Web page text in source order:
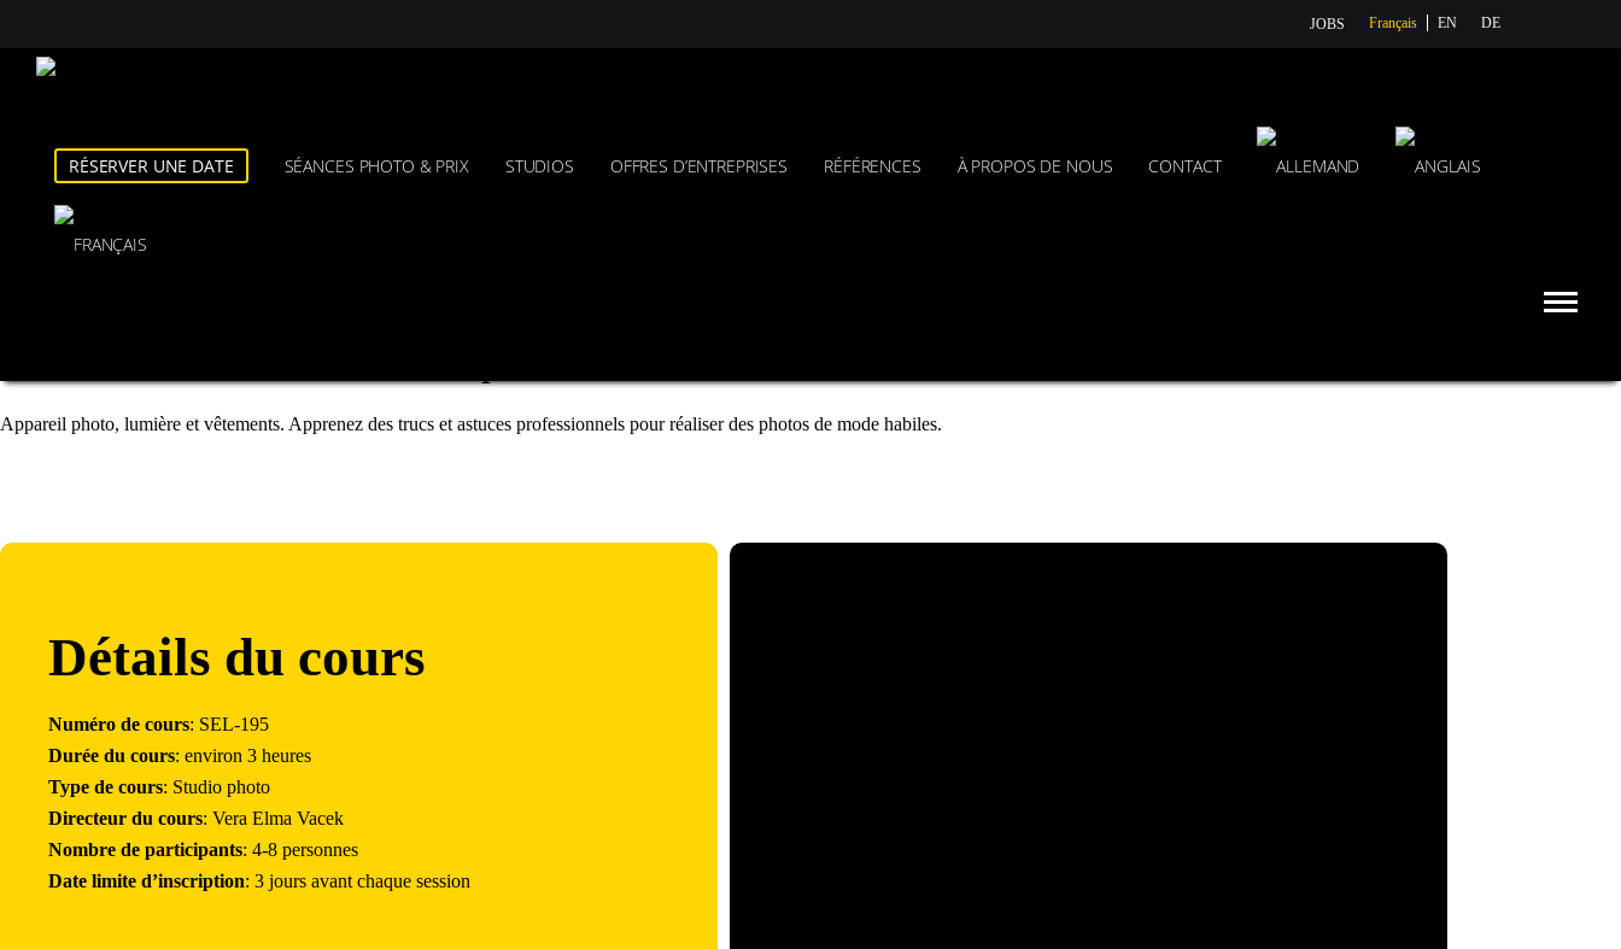
DE
EN
Français
JOBS
RÉSERVER UNE DATE SÉANCES PHOTO & PRIX STUDIOS OFFRES D’ENTREPRISES RÉFÉRENCES À PROPOS DE NOUS CONTACT
Appareil photo, lumière et vêtements. Apprenez des trucs et astuces professionnels pour réaliser des photos de mode habiles.
Détails du cours
Numéro de cours: SEL-195
Durée du cours: environ 3 heures
Type de cours: Studio photo
Directeur du cours: Vera Elma Vacek
Nombre de participants: 4-8 personnes
Date limite d’inscription: 3 jours avant chaque session